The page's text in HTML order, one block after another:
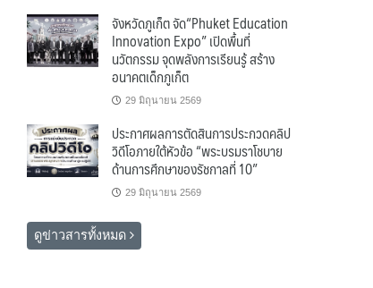
จังหวัดภูเก็ต จัด“Phuket Education
Innovation Expo” เปิดพื้นที่
นวัตกรรม จุดพลังการเรียนรู้ สร้าง
อนาคตเด็กภูเก็ต
29 มิถุนายน 2569
ประกาศผลการตัดสินการประกวดคลิป
วิดีโอภายใต้หัวข้อ “พระบรมราโชบาย
ด้านการศึกษาของรัชกาลที่ 10”
29 มิถุนายน 2569
ดูข่าวสารทั้งหมด